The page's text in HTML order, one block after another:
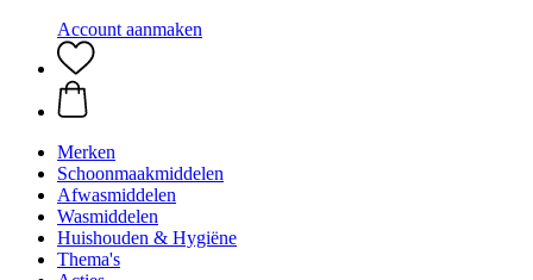
Account aanmaken
Merken
Schoonmaakmiddelen
Afwasmiddelen
Wasmiddelen
Huishouden & Hygiëne
Thema's